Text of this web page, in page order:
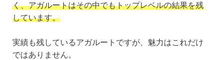
く、アガルートはその中でもトップレベルの結果を残
しています。
実績も残しているアガルートですが、魅力はこれだけ
ではありません。